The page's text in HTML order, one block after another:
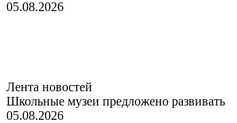
05.08.2026
Лента новостей
Школьные музеи предложено развивать
05.08.2026